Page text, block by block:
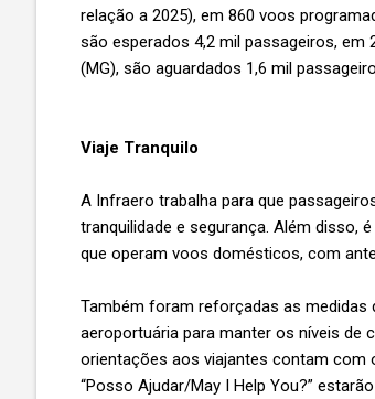
relação a 2025), em 860 voos
são esperados 4,2 mil passageiros, em
(MG), são aguardados 1,6 mil
Viaje Tranquilo
A Infraero trabalha para que
tranquilidade e segurança. Além disso,
que operam voos domésticos, com
Também foram reforçadas as
aeroportuária para manter os níveis de
orientações aos viajantes contam com
“Posso Ajudar/May I Help You?”